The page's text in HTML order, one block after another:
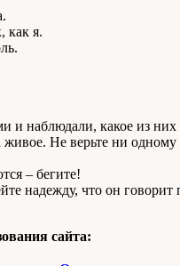
как я.
и наблюдали, какое из них
Не верьте ни
– бегите!
надежду, что он
сайта: